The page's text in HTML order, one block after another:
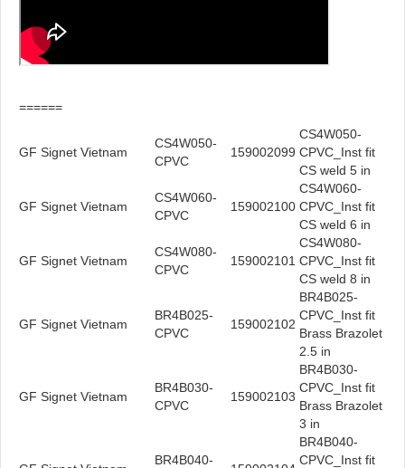
======
GF Signet Vietnam
CS4W050-
CPVC
159002099
CS4W050-
CPVC_Inst fit
CS weld 5 in
GF Signet Vietnam
CS4W060-
CPVC
159002100
CS4W060-
CPVC_Inst fit
CS weld 6 in
GF Signet Vietnam
CS4W080-
CPVC
159002101
CS4W080-
CPVC_Inst fit
CS weld 8 in
GF Signet Vietnam
BR4B025-
CPVC
159002102
BR4B025-
CPVC_Inst fit
Brass Brazolet
2.5 in
GF Signet Vietnam
BR4B030-
CPVC
159002103
BR4B030-
CPVC_Inst fit
Brass Brazolet
3 in
BR4B040-
BR4B040-
CPVC_Inst fit